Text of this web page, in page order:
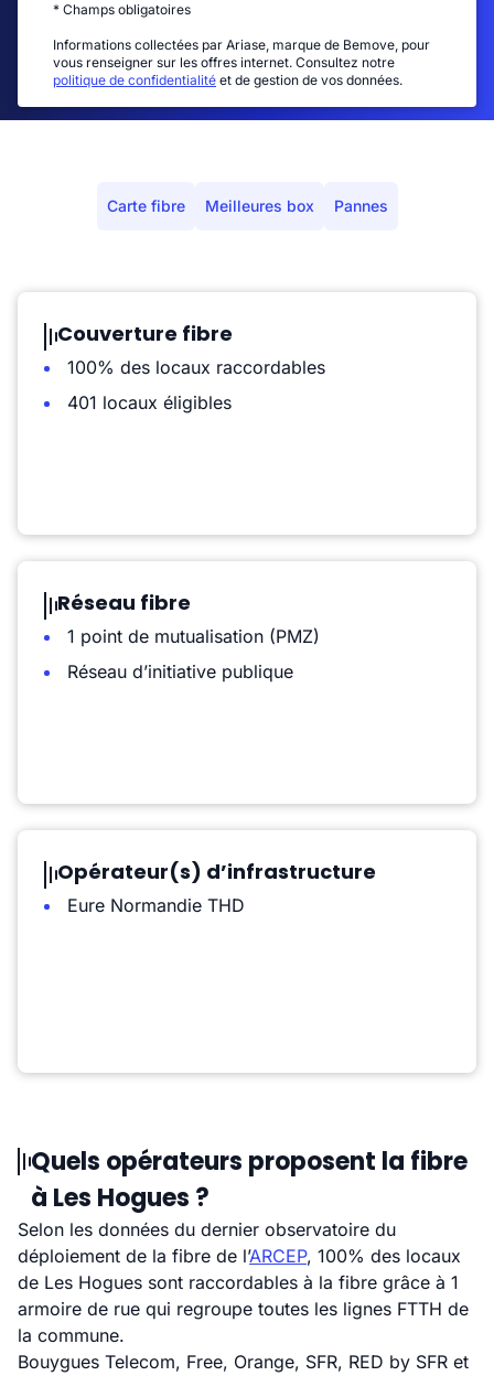
* Champs obligatoires
Informations collectées par Ariase, marque de Bemove, pour
vous renseigner sur les offres internet. Consultez notre
politique de confidentialité et de gestion de vos données.
Carte fibre Meilleures box Pannes
Couverture fibre
100% des locaux raccordables
401 locaux éligibles
Réseau fibre
1 point de mutualisation (PMZ)
Réseau d’initiative publique
Opérateur(s) d’infrastructure
Eure Normandie THD
Quels opérateurs proposent la fibre
à Les Hogues ?
Selon les données du dernier observatoire du
déploiement de la fibre de l’ARCEP, 100% des locaux
de Les Hogues sont raccordables à la fibre grâce à 1
armoire de rue qui regroupe toutes les lignes FTTH de
la commune.
Bouygues Telecom, Free, Orange, SFR, RED by SFR et